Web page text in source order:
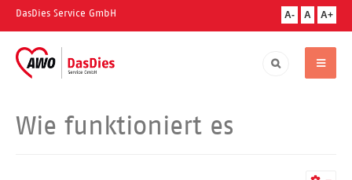
DasDies Service GmbH A- A A+
Wie funktioniert es